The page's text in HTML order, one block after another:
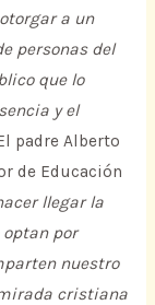
a un
personas del
que lo
y el
padre Alberto
de Educación
llegar la
por
nuestro
cristiana